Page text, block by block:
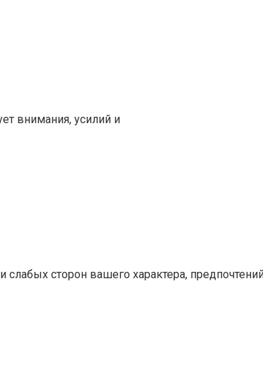
внимания, усилий и
сторон вашего характера,